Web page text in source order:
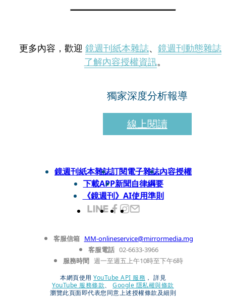
更多內容，歡迎 鏡週刊紙本雜誌、 鏡週刊動態雜誌
了解內容授權資訊。
獨家深度分析報導
線上閱讀
鏡週刊紙本雜誌訂閱電子雜誌內容授權
下載APP新聞自律綱要
《鏡週刊》AI使用準則
客服信箱 MM-onlineservice@mirrormedia.mg
客服電話 02-6633-3966
服務時間 週一至週五上午10時至下午6時
本網頁使用 YouTube API 服務 ， 詳見
YouTube 服務條款、
Google 隱私權與條款
瀏覽此頁面即代表您同意上述授權條款及細則